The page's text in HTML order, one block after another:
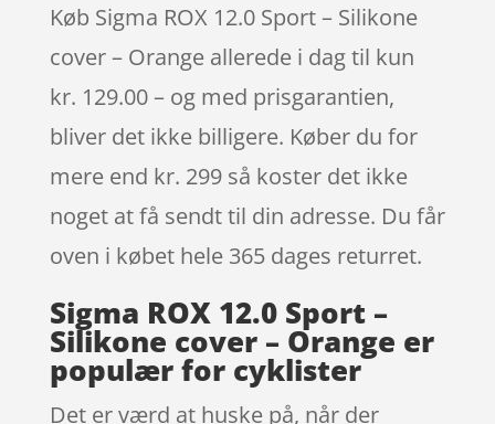
Køb Sigma ROX 12.0 Sport – Silikone
cover – Orange allerede i dag til kun
kr. 129.00 – og med prisgarantien,
bliver det ikke billigere. Køber du for
mere end kr. 299 så koster det ikke
noget at få sendt til din adresse. Du får
oven i købet hele 365 dages returret.
Sigma ROX 12.0 Sport –
Silikone cover – Orange er
populær for cyklister
Det er værd at huske på, når der